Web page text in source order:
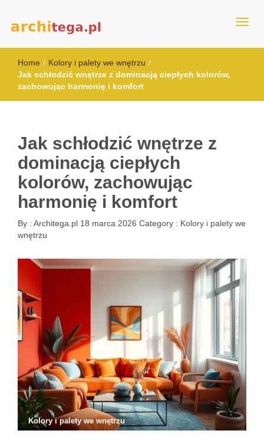
architega.pl
Home / Kolory i palety we wnętrzu /
Jak schłodzić wnętrze z dominacją ciepłych kolorów,
zachowując harmonię i komfort
Jak schłodzić wnętrze z
dominacją ciepłych
kolorów, zachowując
harmonię i komfort
By : Architega.pl 18 marca 2026 Category : Kolory i palety we
wnętrzu
Kolory i palety we wnętrzu